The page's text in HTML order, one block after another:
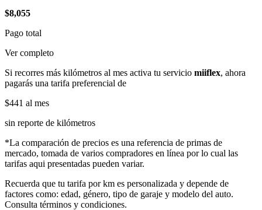
$8,055
Pago total
Ver completo
Si recorres más kilómetros al mes activa tu servicio miiflex, ahora
pagarás una tarifa preferencial de
$441 al mes
sin reporte de kilómetros
*La comparación de precios es una referencia de primas de
mercado, tomada de varios compradores en línea por lo cual las
tarifas aqui presentadas pueden variar.
Recuerda que tu tarifa por km es personalizada y depende de
factores como: edad, género, tipo de garaje y modelo del auto.
Consulta términos y condiciones.